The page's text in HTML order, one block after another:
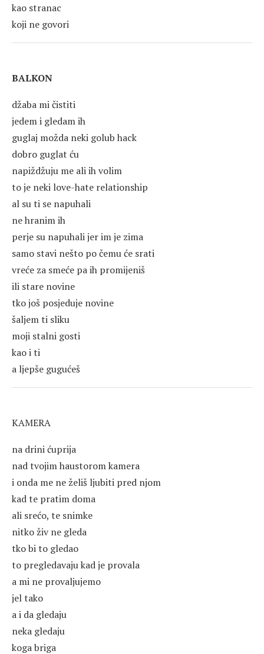
kao stranac
koji ne govori
BALKON
džaba mi čistiti
jedem i gledam ih
guglaj možda neki golub hack
dobro guglat ću
napiždžuju me ali ih volim
to je neki love-hate relationship
al su ti se napuhali
ne hranim ih
perje su napuhali jer im je zima
samo stavi nešto po čemu će srati
vreće za smeće pa ih promijeniš
ili stare novine
tko još posjeduje novine
šaljem ti sliku
moji stalni gosti
kao i ti
a ljepše gugućeš
KAMERA
na drini ćuprija
nad tvojim haustorom kamera
i onda me ne želiš ljubiti pred njom
kad te pratim doma
ali srećo, te snimke
nitko živ ne gleda
tko bi to gledao
to pregledavaju kad je provala
a mi ne provaljujemo
jel tako
a i da gledaju
neka gledaju
koga briga